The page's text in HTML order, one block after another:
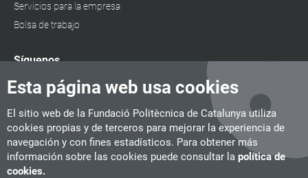
Esta página web usa cookies
El sitio web de la Fundació Politècnica de Catalunya utiliza
cookies propias y de terceros para mejorar la experiencia de
navegación y con fines estadísticos. Para obtener más
información sobre las cookies puede consultar la política de
cookies.
Servicios para la empresa
Bolsa de trabajo
Síguenos